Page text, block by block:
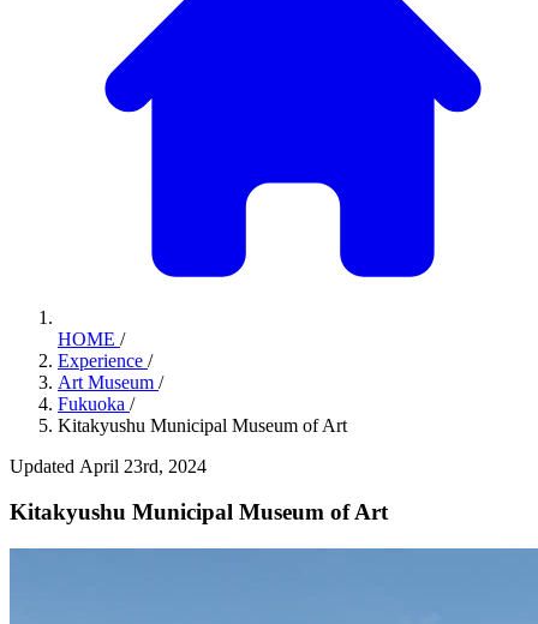
HOME /
Experience /
Art Museum /
Fukuoka /
Kitakyushu Municipal Museum of Art
Updated April 23rd, 2024
Kitakyushu Municipal Museum of Art